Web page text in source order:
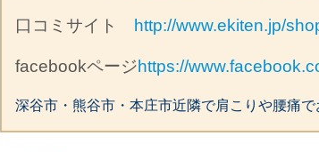
口コミサイト http://www.ekiten.jp/
facebookページhttps://
深谷市・熊谷市・本庄市近隣で肩こりや腰痛